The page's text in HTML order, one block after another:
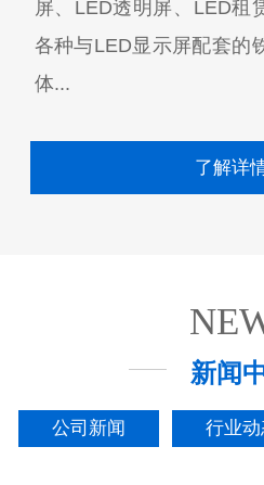
屏、LED透明屏、LED租
各种与LED显示屏配套的
体...
了解详
新闻
公司新闻 行业